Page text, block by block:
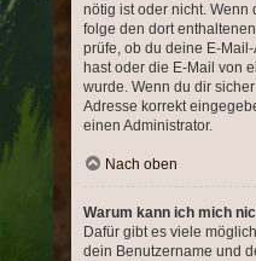
nötig ist oder nicht. Wenn
folge den dort
prüfe, ob du deine E-
hast oder die E-Mail von
wurde. Wenn du dir
Adresse korrekt
einen Administrator.
Nach oben
Warum kann ich mich
Dafür gibt es viele
dein Benutzername und